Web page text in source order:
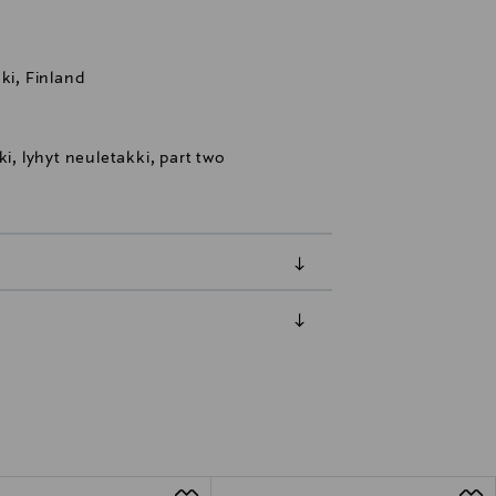
Finland
lyhyt neuletakki, part two
valittuun osoitteeseen.